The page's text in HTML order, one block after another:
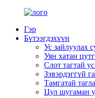
Гэр
Бүтээгдэхүүн
Ус зайлуулах
Уян хатан
Слот тагтай
Зэвэрдэггүй
Тамгатай
Цул шугаман